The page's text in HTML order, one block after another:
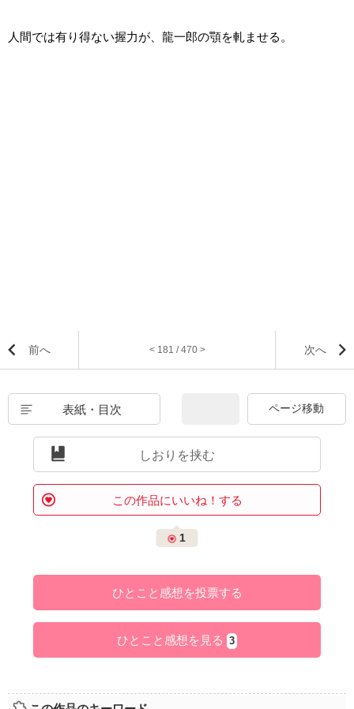
人間では有り得ない握力が、龍一郎の顎を軋ませる。
前へ < 181 / 470 > 次へ
表紙・目次
しおりを挟む
この作品にいいね！する
1
ひとこと感想を投票する
ひとこと感想を見る 3